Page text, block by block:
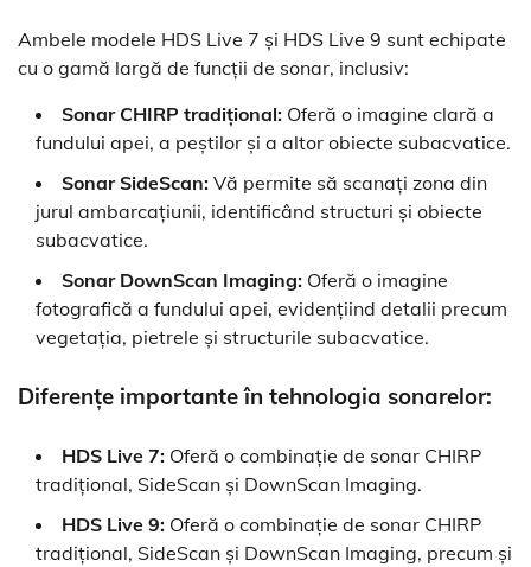
Ambele modele HDS Live 7 și HDS Live 9 sunt echipate
cu o gamă largă de funcții de sonar, inclusiv:
Sonar CHIRP tradițional: Oferă o imagine clară a
fundului apei, a peștilor și a altor obiecte subacvatice.
Sonar SideScan: Vă permite să scanați zona din
jurul ambarcațiunii, identificând structuri și obiecte
subacvatice.
Sonar DownScan Imaging: Oferă o imagine
fotografică a fundului apei, evidențiind detalii precum
vegetația, pietrele și structurile subacvatice.
Diferențe importante în tehnologia sonarelor:
HDS Live 7: Oferă o combinație de sonar CHIRP
tradițional, SideScan și DownScan Imaging.
HDS Live 9: Oferă o combinație de sonar CHIRP
tradițional, SideScan și DownScan Imaging, precum și